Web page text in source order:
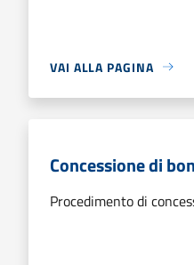
VAI ALLA PAGINA
Concessione di
Procedimento di